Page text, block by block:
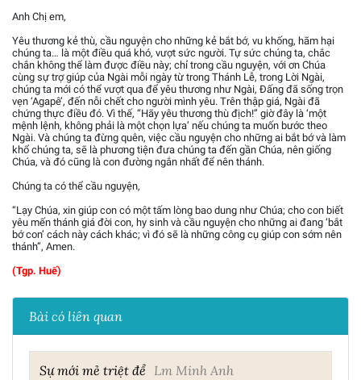
Anh Chị em,
Yêu thương kẻ thù, cầu nguyện cho những kẻ bắt bớ, vu khống, hãm hại
chúng ta… là một điều quá khó, vượt sức người. Tự sức chúng ta, chắc
chắn không thể làm được điều này; chỉ trong cầu nguyện, với ơn Chúa
cùng sự trợ giúp của Ngài mỗi ngày từ trong Thánh Lễ, trong Lời Ngài,
chúng ta mới có thể vượt qua để yêu thương như Ngài, Đấng đã sống trọn
vẹn ‘Agapê’, đến nỗi chết cho người mình yêu. Trên thập giá, Ngài đã
chứng thực điều đó. Vì thế, “Hãy yêu thương thù địch!” giờ đây là ‘một
mệnh lệnh, không phải là một chọn lựa’ nếu chúng ta muốn bước theo
Ngài. Và chúng ta đừng quên, việc cầu nguyện cho những ai bắt bớ và làm
khổ chúng ta, sẽ là phương tiện đưa chúng ta đến gần Chúa, nên giống
Chúa, và đó cũng là con đường ngắn nhất để nên thánh.
Chúng ta có thể cầu nguyện,
“Lạy Chúa, xin giúp con có một tấm lòng bao dung như Chúa; cho con biết
yêu mến thánh giá đời con, hy sinh và cầu nguyện cho những ai đang ‘bắt
bớ con’ cách này cách khác; vì đó sẽ là những công cụ giúp con sớm nên
thánh”, Amen.
(Tgp. Huế)
Bài có liên quan
Sự mới mẻ triệt để Lm Minh Anh